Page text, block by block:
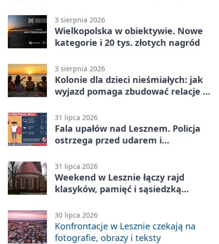
3 sierpnia 2026
Wielkopolska w obiektywie. Nowe
kategorie i 20 tys. złotych nagród
3 sierpnia 2026
Kolonie dla dzieci nieśmiałych: jak
wyjazd pomaga zbudować relacje z
31 lipca 2026
Fala upałów nad Lesznem. Policja
ostrzega przed udarem i
31 lipca 2026
Weekend w Lesznie łączy rajd
klasyków, pamięć i sąsiedzką
30 lipca 2026
Konfrontacje w Lesznie czekają na
fotografie, obrazy i teksty